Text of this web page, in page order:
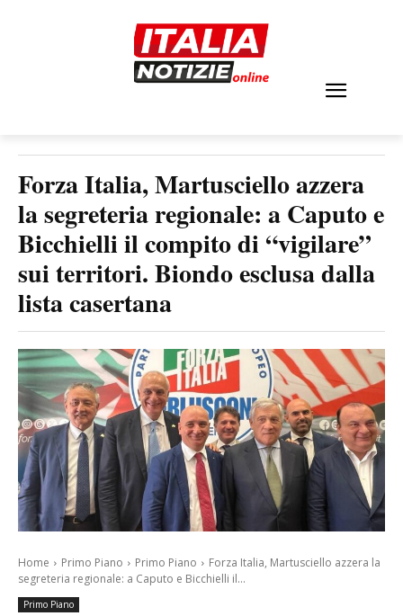
Forza Italia, Martusciello azzera
la segreteria regionale: a Caputo e
Bicchielli il compito di “vigilare”
sui territori. Biondo esclusa dalla
lista casertana
Home Primo Piano Primo Piano
Forza Italia, Martusciello azzera la
segreteria regionale: a Caputo e Bicchielli il...
Primo Piano